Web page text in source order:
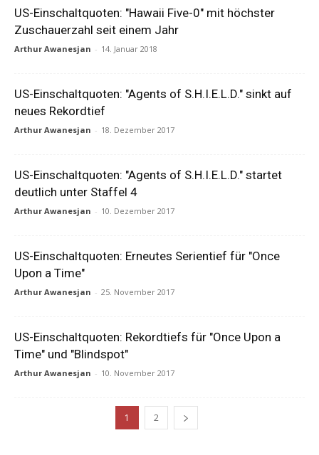
US-Einschaltquoten: "Hawaii Five-0" mit höchster
Zuschauerzahl seit einem Jahr
Arthur Awanesjan - 14. Januar 2018
US-Einschaltquoten: "Agents of S.H.I.E.L.D." sinkt auf
neues Rekordtief
Arthur Awanesjan - 18. Dezember 2017
US-Einschaltquoten: "Agents of S.H.I.E.L.D." startet
deutlich unter Staffel 4
Arthur Awanesjan - 10. Dezember 2017
US-Einschaltquoten: Erneutes Serientief für "Once
Upon a Time"
Arthur Awanesjan - 25. November 2017
US-Einschaltquoten: Rekordtiefs für "Once Upon a
Time" und "Blindspot"
Arthur Awanesjan - 10. November 2017
1 2